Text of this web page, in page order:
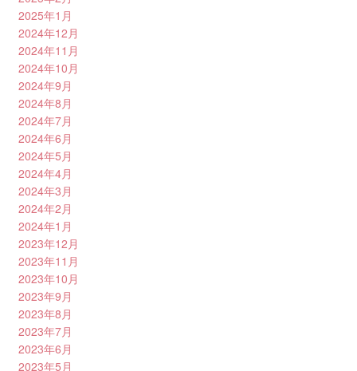
2025年1月
2024年12月
2024年11月
2024年10月
2024年9月
2024年8月
2024年7月
2024年6月
2024年5月
2024年4月
2024年3月
2024年2月
2024年1月
2023年12月
2023年11月
2023年10月
2023年9月
2023年8月
2023年7月
2023年6月
2023年5月